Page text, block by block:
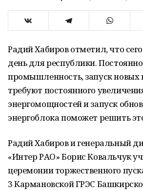
Радий Хабиров отметил, что
день для республики.
промышленность, запуск новых
требуют постоянного
энергомощностей и запуск
энергоблока поможет решить
Радий Хабиров и генеральный
«Интер РАО» Борис Ковальчук
церемонии торжественного
3 Кармановской ГРЭС